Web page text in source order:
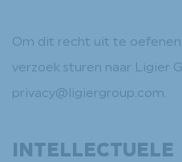
Om dit recht uit te
verzoek sturen naar Ligier
privacy@ligiergroup.com.
INTELLECTUELE